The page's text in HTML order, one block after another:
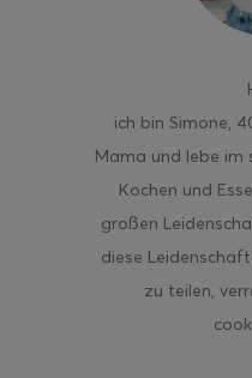
ich bin Simone,
Mama und lebe im
Kochen und
großen
diese
zu teilen,